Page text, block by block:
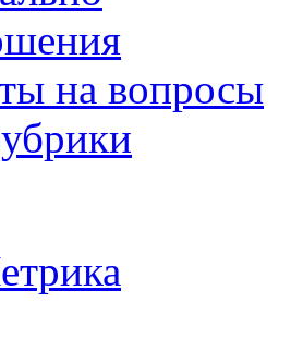
на вопросы